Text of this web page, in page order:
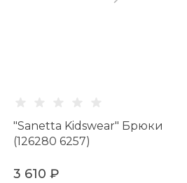
"Sanetta Kidswear" Брюки
(126280 6257)
3 610 ₽